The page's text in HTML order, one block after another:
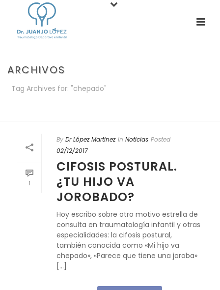
ARCHIVOS
Tag Archives for: "chepado"
1
By Dr López Martinez In Noticias Posted
02/12/2017
CIFOSIS POSTURAL.
¿TU HIJO VA
JOROBADO?
Hoy escribo sobre otro motivo estrella de
consulta en traumatología infantil y otras
especialidades: la cifosis postural,
también conocida como «Mi hijo va
chepado», «Parece que tiene una joroba»
[...]